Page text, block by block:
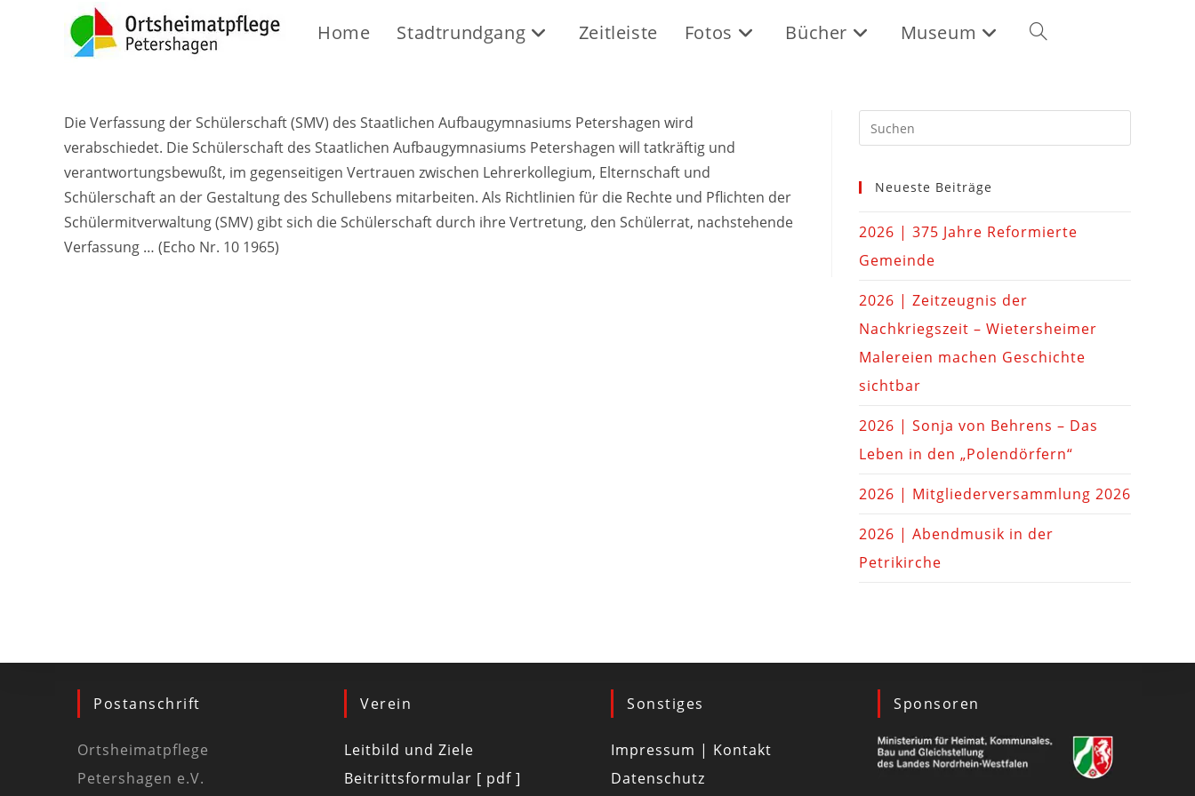
Home Stadtrundgang Zeitleiste Fotos Bücher Museum
Die Verfassung der Schülerschaft (SMV) des Staatlichen Aufbaugymnasiums Petershagen wird
verabschiedet. Die Schülerschaft des Staatlichen Aufbaugymnasiums Petershagen will tatkräftig und
verantwortungsbewußt, im gegenseitigen Vertrauen zwischen Lehrerkollegium, Elternschaft und
Schülerschaft an der Gestaltung des Schullebens mitarbeiten. Als Richtlinien für die Rechte und Pflichten der
Schülermitverwaltung (SMV) gibt sich die Schülerschaft durch ihre Vertretung, den Schülerrat, nachstehende
Verfassung … (Echo Nr. 10 1965)
Neueste Beiträge
2026 | 375 Jahre Reformierte
Gemeinde
2026 | Zeitzeugnis der
Nachkriegszeit – Wietersheimer
Malereien machen Geschichte
sichtbar
2026 | Sonja von Behrens – Das
Leben in den „Polendörfern“
2026 | Mitgliederversammlung 2026
2026 | Abendmusik in der
Petrikirche
Postanschrift
Ortsheimatpflege
Petershagen e.V.
Verein
Leitbild und Ziele
Beitrittsformular [ pdf ]
Sonstiges
Impressum | Kontakt
Datenschutz
Sponsoren